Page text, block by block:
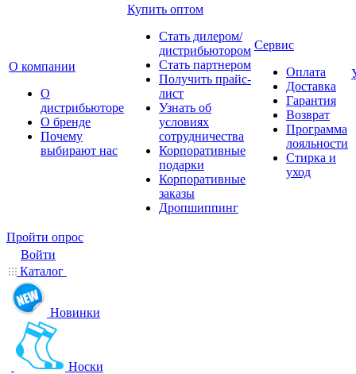
О компании
О
дистрибьюторе
О бренде
Почему
выбирают нас
Купить оптом
Стать дилером/
дистрибьютором
Стать партнером
Получить прайс-
лист
Узнать об
условиях
сотрудничества
Корпоративные
подарки
Корпоративные
заказы
Дропшиппинг
Сервис
Оплата
Доставка
Гарантия
Возврат
Программа
лояльности
Стирка и
уход
Пройти опрос
Войти
Каталог
Новинки
Носки